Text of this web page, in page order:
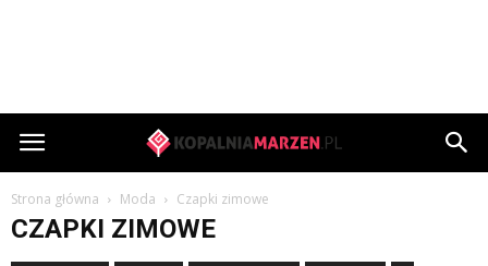
KopalniaMarzen.pl
Strona główna Moda Czapki zimowe
CZAPKI ZIMOWE